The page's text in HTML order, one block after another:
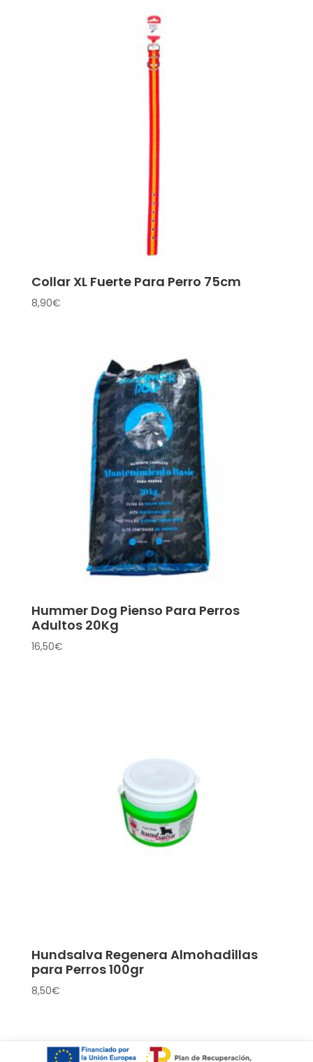
Collar XL Fuerte Para Perro 75cm
8,90€
Hummer Dog Pienso Para Perros
Adultos 20Kg
16,50€
Hundsalva Regenera Almohadillas
para Perros 100gr
8,50€